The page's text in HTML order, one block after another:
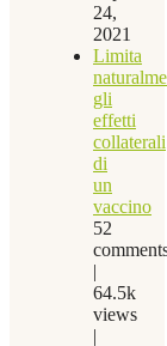
24,
2021
Limita
gli
effetti
collaterali
di
un
vaccino
52
|
64.5k
views
|